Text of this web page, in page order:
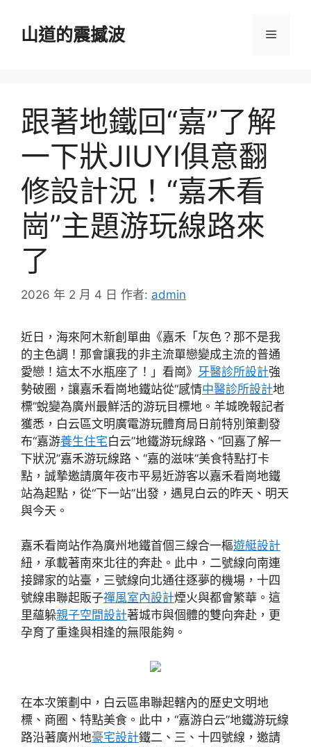
山道的震撼波 選
跟著地鐵回“嘉”了解
一下狀JIUYI俱意翻
修設計況！“嘉禾看
崗”主題游玩線路來
了
2026 年 2 月 4 日 作者: admin
近日，海來阿木新創單曲《嘉禾「灰色？那不是我
的主色調！那會讓我的非主流單戀變成主流的普通
愛戀！這太不水瓶座了！」看崗》 牙醫診所設計強
勢破圈，讓嘉禾看崗地鐵站從“感情中醫診所設計地
標”蛻變為廣州最鮮活的游玩目標地。羊城晚報記者
獲悉，白云區文明廣電游玩體育局日前特別策劃發
布“嘉游養生住宅白云”地鐵游玩線路、“回嘉了解一
下狀況”嘉禾游玩線路、“嘉的滋味”美食特點打卡
點，誠摯邀請廣年夜市平易近游客以嘉禾看崗地鐵
站為起點，從“下一站”出發，遇見白云的昨天、明天
與今天。
嘉禾看崗站作為廣州地鐵首個三線合一樞遊艇設計
紐，承載著南來北往的奔赴。此中，二號線向南連
接歸家的站臺，三號線向北通往逐夢的機場，十四
號線串聯起販子禪風室內設計煙火與都會繁華。這
里蘊躲親子空間設計著城市與個體的雙向奔赴，更
孕育了重逢與相逢的無限能夠。
在本次策劃中，白云區串聯起轄內的歷史文明地
標、商圈、特點美食。此中，“嘉游白云”地鐵游玩線
路沿著廣州地豪宅設計鐵二、三、十四號線，邀請